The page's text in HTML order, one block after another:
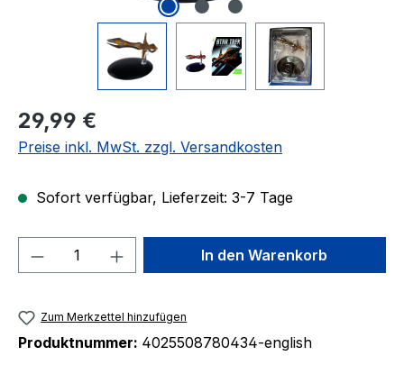
Regulärer Preis:
29,99 €
Preise inkl. MwSt. zzgl. Versandkosten
Sofort verfügbar, Lieferzeit: 3-7 Tage
Produkt Anzahl: Gib denIn den Warenkorb
Zum Merkzettel hinzufügen
Produktnummer: 4025508780434-english